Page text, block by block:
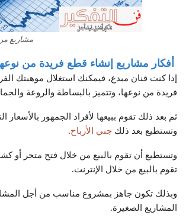
مشاريع
أفكار مشاريع إنشاء قطع فريدة من
إذا كنت فنان مبدع، فيمكنك استغلال موهبتك
فريدة من نوعها، وتتميز بالبساطة والروعة
ثم بعد ذلك تقوم ببيعها لأفراد الجمهور بالأسعار
وتستطيع بعد ذلك جني الأرباح.
وتستطيع أن تقوم بالبيع من خلال فتح متجر أو
تقوم بالبيع من خلال الإنترنت.
وبذلك تكون جاهز بمشروع مناسب من أجل
المشاريع الصغيرة.